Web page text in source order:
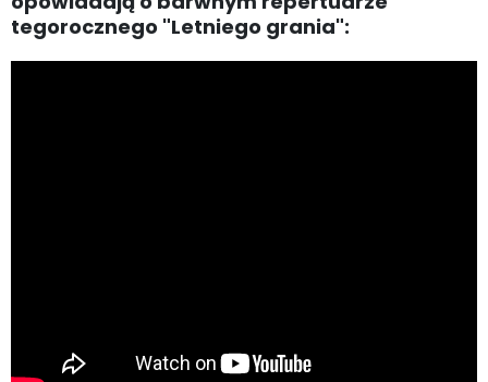
tegorocznego "Letniego grania":